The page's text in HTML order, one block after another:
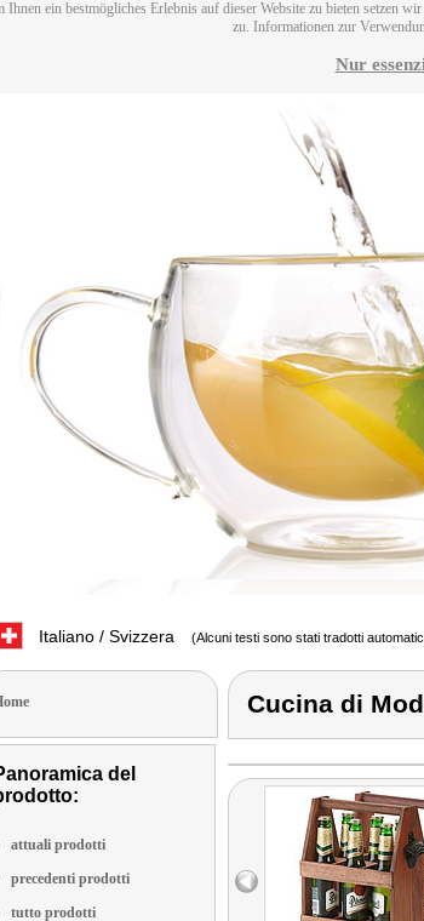
Ihnen ein bestmögliches Erlebnis auf dieser Website zu bieten setzen
zu. Informationen zur
Nur
Italiano / Svizzera (Alcuni testi sono stati tradotti
del
attuali prodotti
precedenti prodotti
tutto prodotti
Cucina di